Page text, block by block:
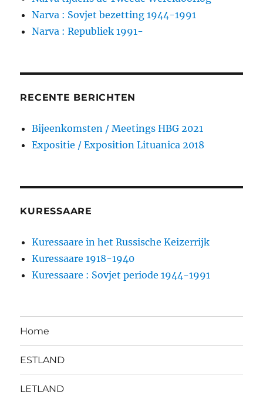
Narva : Sovjet bezetting 1944-1991
Narva : Republiek 1991-
RECENTE BERICHTEN
Bijeenkomsten / Meetings HBG 2021
Expositie / Exposition Lituanica 2018
KURESSAARE
Kuressaare in het Russische Keizerrijk
Kuressaare 1918-1940
Kuressaare : Sovjet periode 1944-1991
Home
ESTLAND
LETLAND